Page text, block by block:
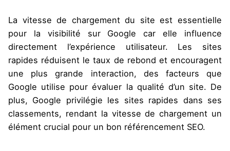
La vitesse de chargement du site est essentielle
pour la visibilité sur Google car elle influence
directement l’expérience utilisateur. Les sites
rapides réduisent le taux de rebond et encouragent
une plus grande interaction, des facteurs que
Google utilise pour évaluer la qualité d’un site. De
plus, Google privilégie les sites rapides dans ses
classements, rendant la vitesse de chargement un
élément crucial pour un bon référencement SEO.